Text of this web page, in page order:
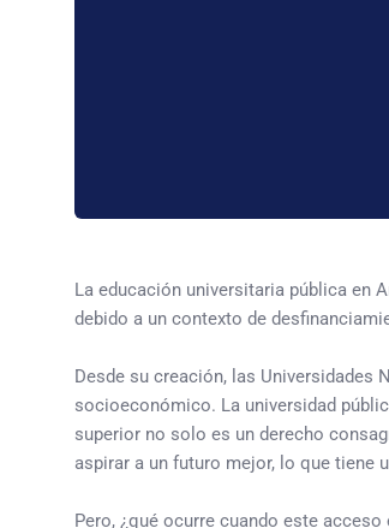
La educación universitaria pública en
debido a un contexto de
Desde su creación, las Universidades
socioeconómico. La universidad
superior no solo es un derecho
aspirar a un futuro mejor, lo que tiene
Pero, ¿qué ocurre cuando este